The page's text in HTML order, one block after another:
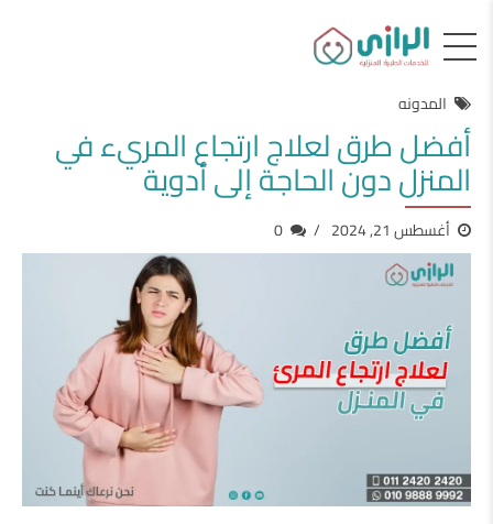
المدونه
أفضل طرق لعلاج ارتجاع المريء في
المنزل دون الحاجة إلى أدوية
أغسطس 21, 2024 0